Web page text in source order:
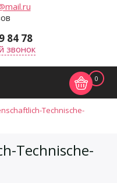
84 78
звонок
0
Technische-
Technische-